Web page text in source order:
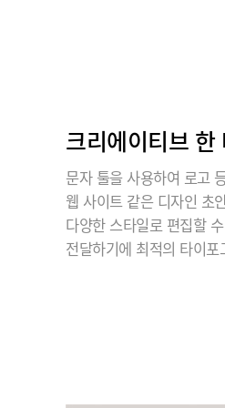
크리에이티브 한
문자 툴을 사용하여 로고
웹 사이트 같은 디자인 초
다양한 스타일로 편집할
전달하기에 최적의 타이